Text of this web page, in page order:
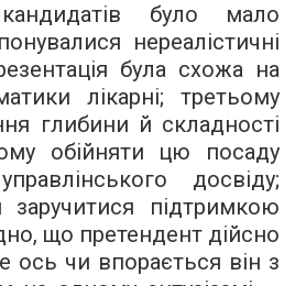
було мало
нереалістичні
була схожа на
лікарні; третьому
глибини й складності
обійняти цю посаду
досвіду;
підтримкою
що претендент дійсно
ось чи впорається він з